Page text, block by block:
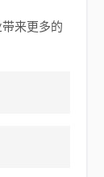
来更多的